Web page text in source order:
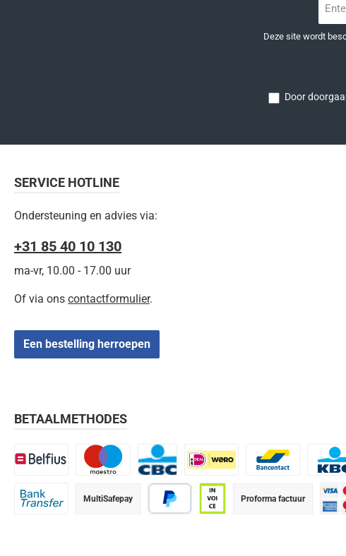
Deze site wordt
Door
SERVICE HOTLINE
Ondersteuning en advies via:
+31 85 40 10 130
ma-vr, 10.00 - 17.00 uur
Of via ons contactformulier.
Een bestelling herroepen
BETAALMETHODES
iDEAL | Wero
MultiSafepay Proforma factuur
CBC